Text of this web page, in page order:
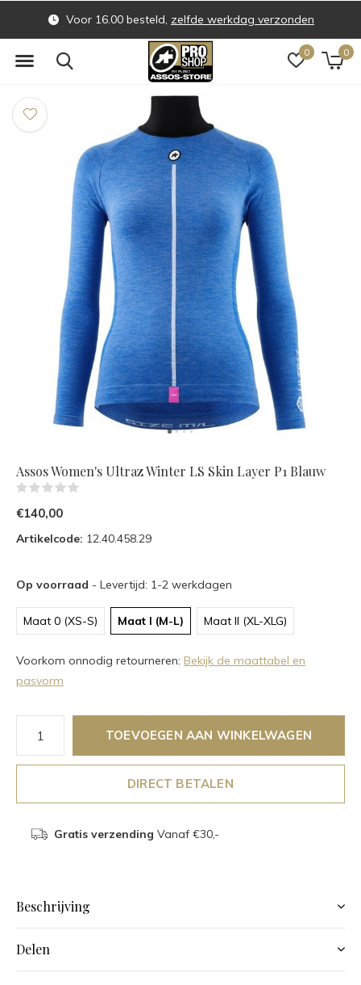
0 0
Voor 16.00 besteld, zelfde werkdag verzonden
Assos Women's Ultraz Winter LS Skin Layer P1 Blauw
€140,00
Artikelcode: 12.40.458.29
Op voorraad - Levertijd: 1-2 werkdagen
Maat 0 (XS-S) Maat I (M-L) Maat II (XL-XLG)
Voorkom onnodig retourneren: Bekijk de maattabel en
pasvorm
TOEVOEGEN AAN WINKELWAGEN
DIRECT BETALEN
Gratis verzending Vanaf €30,-
Beschrijving
Delen